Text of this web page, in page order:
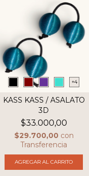
+4
KASS KASS / ASALATO
3D
$33.000,00
$29.700,00 con
Transferencia
AGREGAR AL CARRITO